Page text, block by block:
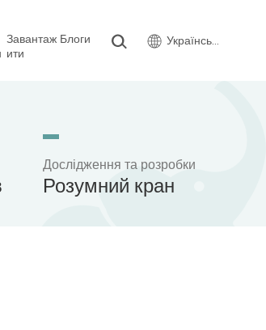
Завантаж
ити
Блоги Українська
Дослідження та розробки
Розумний кран